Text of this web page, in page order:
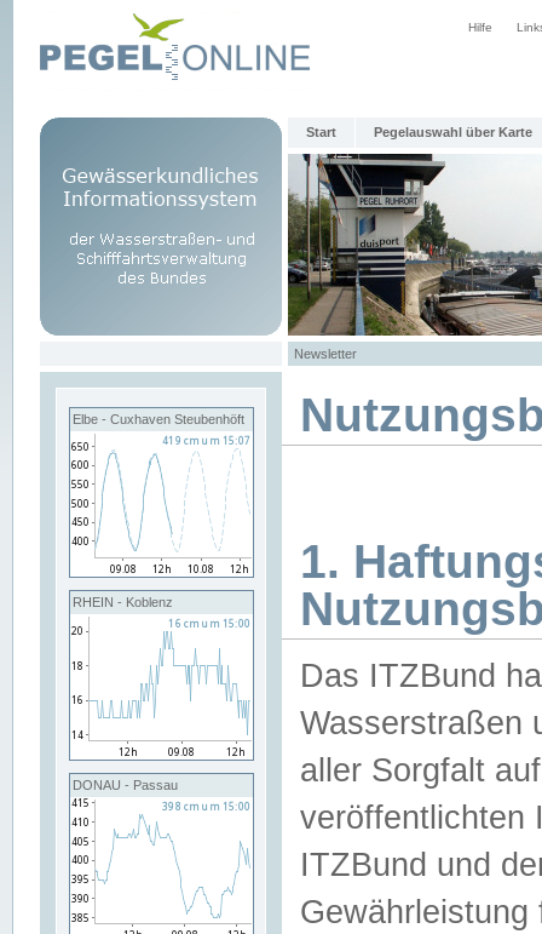
Hilfe
Start Pegelauswahl über Karte
Newsletter
Elbe - Cuxhaven Steubenhöft
RHEIN - Koblenz
DONAU - Passau
1.
Das ITZBund
Wasserstraßen
aller Sorgfalt
veröffentlichten
ITZBund und